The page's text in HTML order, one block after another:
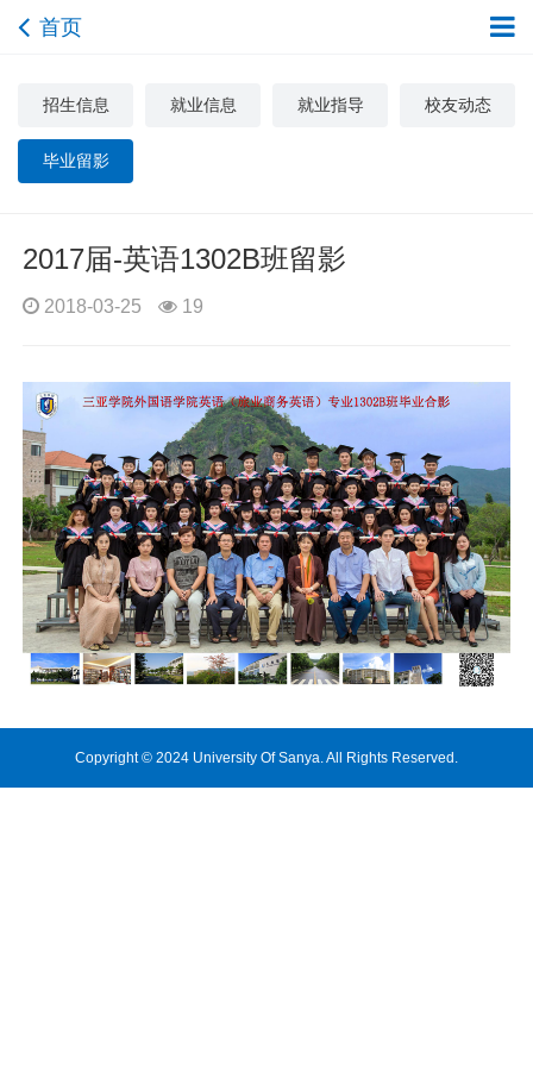
首页
招生信息 就业信息 就业指导 校友动态
毕业留影
2017届-英语1302B班留影
2018-03-25 19
Copyright © 2024 University Of Sanya. All Rights Reserved.